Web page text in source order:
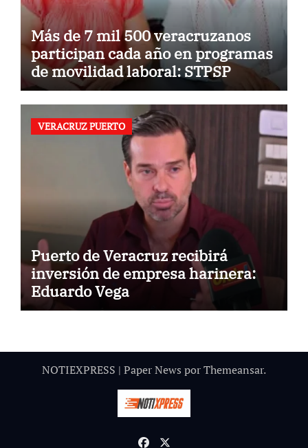
Más de 7 mil 500 veracruzanos
participan cada año en programas
de movilidad laboral: STPSP
VERACRUZ PUERTO
Puerto de Veracruz recibirá
inversión de empresa harinera:
Eduardo Vega
NOTIEXPRESS | Paper News porThemeansar.